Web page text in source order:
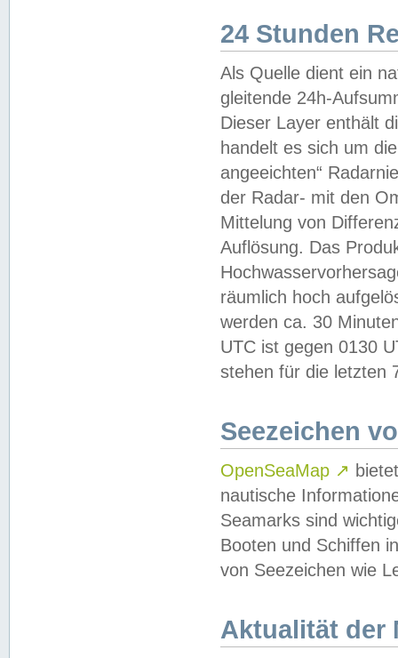
24 Stunden
Als Quelle dient ein
gleitende 24h-
Dieser Layer enthält
handelt es sich um
angeeichten“
der Radar- mit den
Mittelung von
Auflösung. Das
räumlich hoch
werden ca. 30
UTC ist gegen 0130
stehen für die letzten
Seezeichen
OpenSeaMap ↗
nautische
Seamarks sind
Booten und Schiffen
von Seezeichen wie
Aktualität der